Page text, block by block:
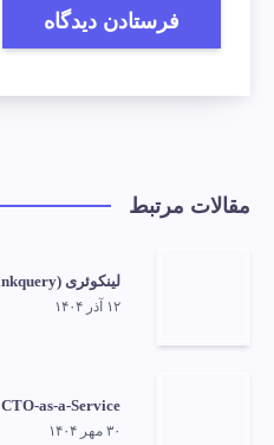
مقالات مرتبط
لینکوئری (Linkquery) چیست؟ — راهنمای جامع
۱۲ آذر ۱۴۰۴
CTO-as-a-Service چیست؟
۳۰ مهر ۱۴۰۴